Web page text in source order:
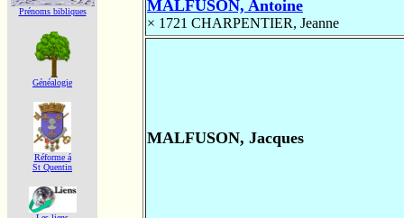
Prénoms bibliques
Généalogie
Réforme á
St Quentin
MALFUSON, Antoine
× 1721 CHARPENTIER, Jeanne
MALFUSON, Jacques